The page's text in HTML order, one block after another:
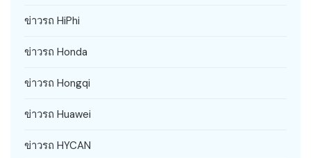
ข่าวรถ HiPhi
ข่าวรถ Honda
ข่าวรถ Hongqi
ข่าวรถ Huawei
ข่าวรถ HYCAN